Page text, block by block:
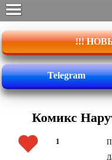
!!!
Telegram
Комикс
1